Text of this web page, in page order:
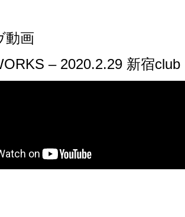
動画
– 2020.2.29 新宿club